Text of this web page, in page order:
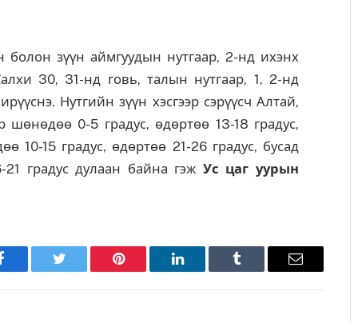
болон зүүн аймгуудын нутгаар, 2-нд ихэнх
30, 31-нд говь, талын нутгаар, 1, 2-нд
Нутгийн зүүн хэсгээр сэрүүсч Алтай,
шөнөдөө 0-5 градус, өдөртөө 13-18 градус,
10-15 градус, өдөртөө 21-26 градус, бусад
градус дулаан байна гэж Ус цаг уурын
Twitter Pinterest LinkedIn Tumblr Имэйл